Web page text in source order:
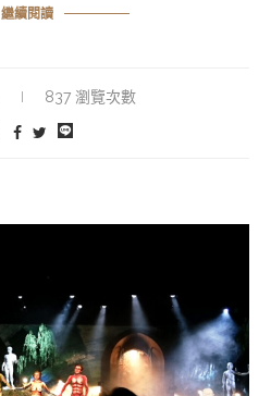
繼續閱讀
837 瀏覽次數